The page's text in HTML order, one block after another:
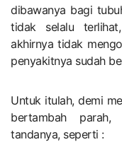
dibawanya bagi
tidak selalu
akhirnya tidak
penyakitnya sudah
Untuk itulah, demi
bertambah
tandanya, seperti :